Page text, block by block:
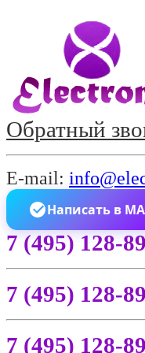
Обратный
E-mail:
Написать в
7 (495) 128-
7 (495) 128-
7 (495) 128-